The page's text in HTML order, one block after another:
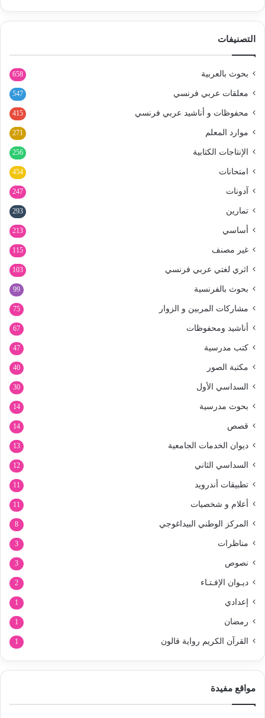
التصنيفات
بحوث بالعربية 658
معلقات عربي فرنسي 547
محفوظات و أناشيد عربي فرنسي 415
موارد المعلم 271
الإنتاجات الكتابية 256
امتحانات 454
آدونات 247
تمارين 293
أساسي 213
غير مصنف 115
اثري لغتي عربي فرنسي 103
بحوث بالفرنسية 99
مشاركات المربين و الزوار 75
أناشيد ومحفوظات 67
كتب مدرسية 47
مكتبة الصور 40
السداسي الأول 30
بحوث مدرسية 14
قصص 14
ديوان الخدمات الجامعية 13
السداسي الثاني 12
تطبيقات أندرويد 11
أعلام و شخصيات 11
المركز الوطني البيداغوجي 8
مناظرات 3
نصوص 3
ديـوان الإفـتـاء 2
إعدادي 1
رمضان 1
القرآن الكريم رواية قالون 1
مواقع مفيدة